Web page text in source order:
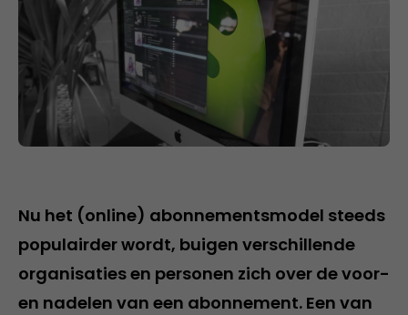
Nu het (online) abonnementsmodel steeds
populairder wordt, buigen verschillende
organisaties en personen zich over de voor-
en nadelen van een abonnement. Een van